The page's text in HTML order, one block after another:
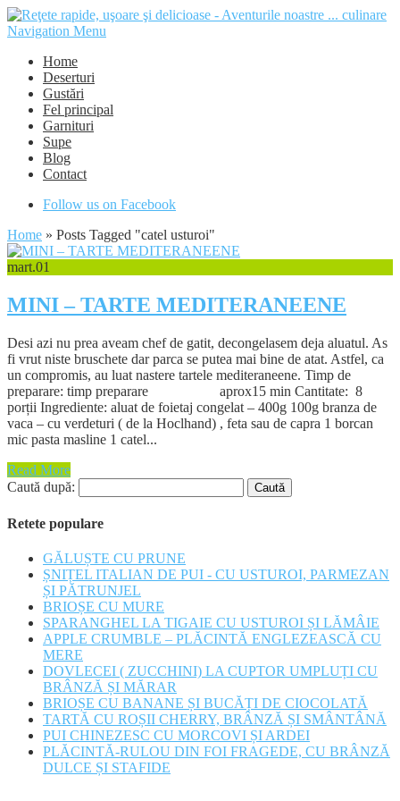
Navigation Menu
Home
Deserturi
Gustări
Fel principal
Garnituri
Supe
Blog
Contact
Follow us on Facebook
Home » Posts Tagged "catel usturoi"
mart.01
MINI – TARTE MEDITERANEENE
Desi azi nu prea aveam chef de gatit, decongelasem deja aluatul. As
fi vrut niste bruschete dar parca se putea mai bine de atat. Astfel, ca
un compromis, au luat nastere tartele mediteraneene. Timp de
preparare: timp preparare aprox15 min Cantitate: 8
porții Ingrediente: aluat de foietaj congelat – 400g 100g branza de
vaca – cu verdeturi ( de la Hoclhand) , feta sau de capra 1 borcan
mic pasta masline 1 catel...
Read More
Caută după:
Retete populare
GĂLUȘTE CU PRUNE
ȘNIȚEL ITALIAN DE PUI - CU USTUROI, PARMEZAN
ȘI PĂTRUNJEL
BRIOȘE CU MURE
SPARANGHEL LA TIGAIE CU USTUROI ȘI LĂMÂIE
APPLE CRUMBLE – PLĂCINTĂ ENGLEZEASCĂ CU
MERE
DOVLECEI ( ZUCCHINI) LA CUPTOR UMPLUȚI CU
BRÂNZĂ ȘI MĂRAR
BRIOȘE CU BANANE ȘI BUCĂȚI DE CIOCOLATĂ
TARTĂ CU ROȘII CHERRY, BRÂNZĂ ȘI SMÂNTÂNĂ
PUI CHINEZESC CU MORCOVI ȘI ARDEI
PLĂCINTĂ-RULOU DIN FOI FRAGEDE, CU BRÂNZĂ
DULCE ȘI STAFIDE